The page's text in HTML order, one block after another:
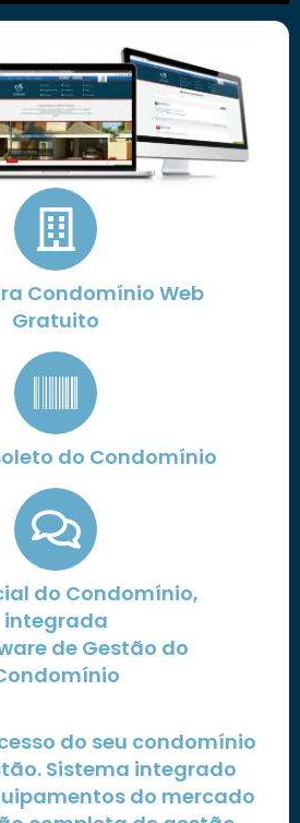
Condomínio Web
Gratuito
do Condomínio
do Condomínio,
integrada
de Gestão do
do seu condomínio
Sistema integrado
do mercado